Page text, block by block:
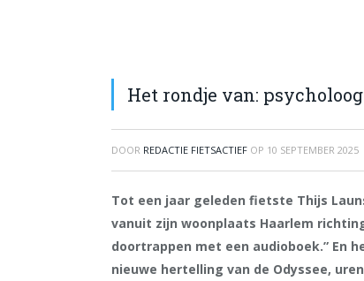
Het rondje van:
DOOR REDACTIE FIETSACTIEF OP 10 SEPTEMBER 2025
Tot een jaar geleden fietste Thijs
vanuit zijn woonplaats Haarlem
doortrappen met een audioboek.” En
nieuwe hertelling van de Odyssee,